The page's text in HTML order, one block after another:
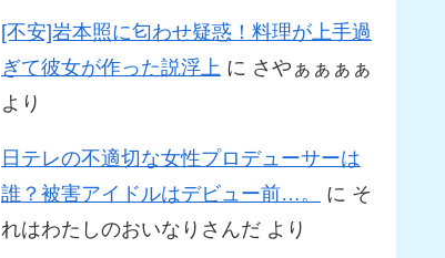
[不安]岩本照に匂わせ疑惑！料理が上手過
ぎて彼女が作った説浮上 に さやぁぁぁぁ
より
日テレの不適切な女性プロデューサーは
誰？被害アイドルはデビュー前…。
に そ
れはわたしのおいなりさんだ より